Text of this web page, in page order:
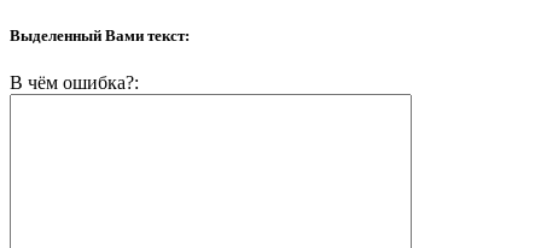
Выделенный Вами текст:
В чём ошибка?: